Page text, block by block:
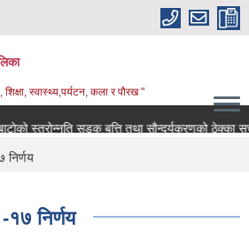
स्वास्थ्य,पर्यटन, कला र पौरख "
कैलाशनगर देखि श्रीनगर जाने बाटोको स्तरोन्नति सडक बत्ति
निर्णय
१७ निर्णय